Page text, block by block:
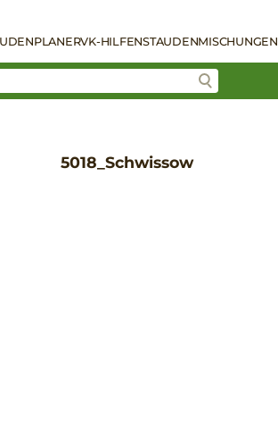
VK-HILFENSTAUDENMISCHUNGEN
5018_Schwissow